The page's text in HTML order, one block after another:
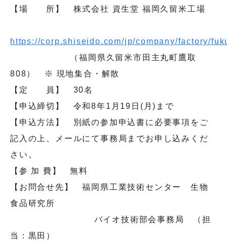
【場 所】 株式会社 資生堂 福岡久留米工場
https://corp.shiseido.com/jp/company/factory/
（福岡県久留米市田主丸町鷹取
808） ※ 現地集合・解散
【定 員】 30名
【申込締切】 令和8年1月19日(月)まで
【申込方法】 別紙の参加申込書に必要事項をご
記入の上、メールにて事務局までお申し込みくだ
さい。
【参 加 費】 無料
【お問合せ先】 福岡県工業技術センター 生物
食品研究所
バイオ技術部会事務局 （担
当：黒田）